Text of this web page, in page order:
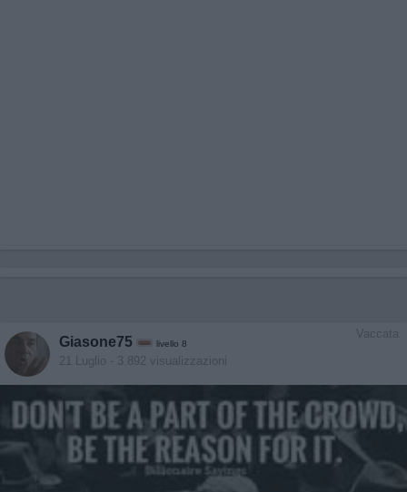
Vaccata
Giasone75 livello 8
21 Luglio - 3.892 visualizzazioni